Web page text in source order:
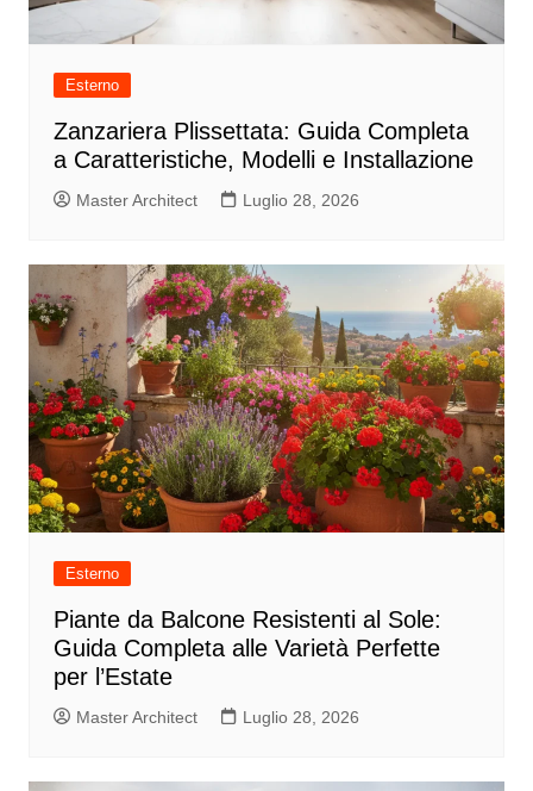
Esterno
Zanzariera Plissettata: Guida Completa
a Caratteristiche, Modelli e Installazione
Master Architect Luglio 28, 2026
Esterno
Piante da Balcone Resistenti al Sole:
Guida Completa alle Varietà Perfette
per l’Estate
Master Architect Luglio 28, 2026